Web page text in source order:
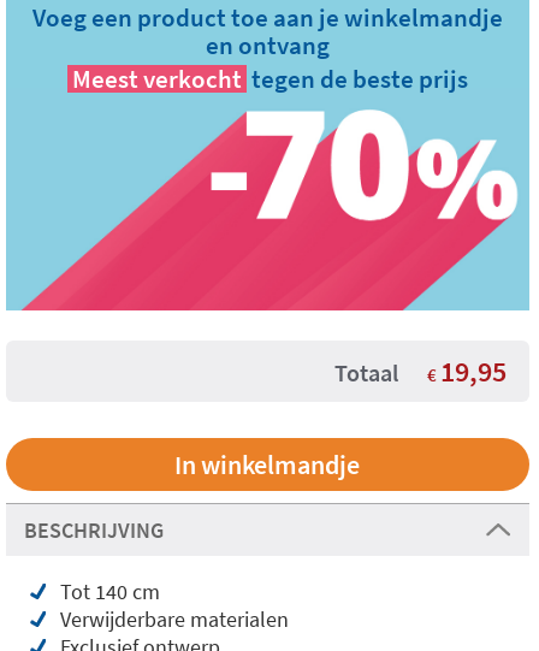
Voeg een product toe aan je winkelmandje
en ontvang
Meest verkocht tegen de beste prijs
Totaal € 19,95
BESCHRIJVING
Tot 140 cm
Verwijderbare materialen